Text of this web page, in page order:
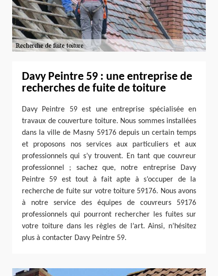
Davy Peintre 59 : une entreprise de
recherches de fuite de toiture
Davy Peintre 59 est une entreprise spécialisée en
travaux de couverture toiture. Nous sommes installées
dans la ville de Masny 59176 depuis un certain temps
et proposons nos services aux particuliers et aux
professionnels qui s’y trouvent. En tant que couvreur
professionnel ; sachez que, notre entreprise Davy
Peintre 59 est tout à fait apte à s’occuper de la
recherche de fuite sur votre toiture 59176. Nous avons
à notre service des équipes de couvreurs 59176
professionnels qui pourront rechercher les fuites sur
votre toiture dans les règles de l’art. Ainsi, n’hésitez
plus à contacter Davy Peintre 59.